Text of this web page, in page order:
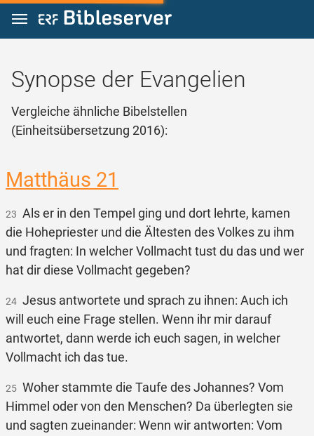
Zum Inhalt springen
Synopse der Evangelien
Vergleiche ähnliche Bibelstellen
(Einheitsübersetzung 2016):
Matthäus 21
23 Als er in den Tempel ging und dort lehrte, kamen
die Hohepriester und die Ältesten des Volkes zu ihm
und fragten: In welcher Vollmacht tust du das und wer
hat dir diese Vollmacht gegeben?
24 Jesus antwortete und sprach zu ihnen: Auch ich
will euch eine Frage stellen. Wenn ihr mir darauf
antwortet, dann werde ich euch sagen, in welcher
Vollmacht ich das tue.
25 Woher stammte die Taufe des Johannes? Vom
Himmel oder von den Menschen? Da überlegten sie
und sagten zueinander: Wenn wir antworten: Vom